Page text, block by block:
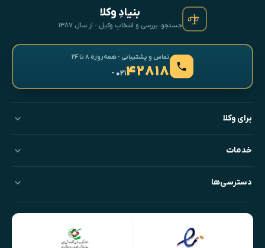
بنیادِ وکلا
جستجو، بررسی و انتخابِ وکیل · از سال ۱۳۸۷
تماس و پشتیبانی · همه‌روزه ۸ تا ۲۴
۴۲۸۱۸- ۰۲۱
برای وکلا
خدمات
دسترسی‌ها